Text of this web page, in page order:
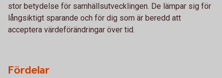
stor betydelse för samhällsutvecklingen. De lämpar sig för
långsiktigt sparande och för dig som är beredd att
acceptera värdeförändringar över tid.
Fördelar